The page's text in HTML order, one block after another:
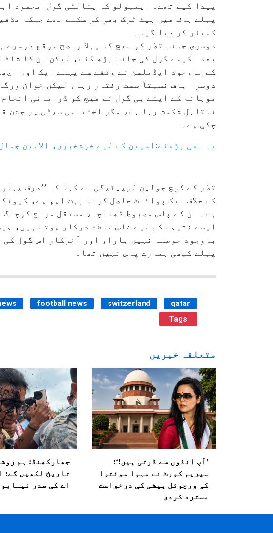
پیدا کیے تھے۔ ایمبولو کا پنالٹی گول محمود
پہلے ہاف میں ہیٹ ٹرک بھی کر سکتے تھے جبکہ
کلیئر کر دیا گیا۔
دوسری جانب قطر کو میچ کا پہلا واضح موقع
بعد اکیلے گول کی جانب بڑھ گئے، لیکن ان کا
کے باوجود ایڈملسن نے وقفے سے پہلے ایک اور
دوسرا ہاف نسبتاً سست رفتار رہا، لیکن خوان
موہائم کے اپنے ہی گول نے میچ کو ڈرامائی
ناقابلِ شکست رہا ہے، مگر اختتامی سیٹی پر جشن
چکی ہے۔
یہ بھی پڑھئے:اسپین کے لیے خوشخبری، الامین
قطر کے کوچ جولین لوپیٹیگی نے کہا کہ ’’صرف
کے خلاف ایک پوائنٹ حاصل کرنا بہت اہم ہے،
ہے۔ ان کے پاس مضبوط ڈھانچہ، مستقل مزاج کوچنگ
ایسے نتیجے کے لیے خاص حالات درکار ہوتے ہیں،
باوجود حوصلہ نہیں ہارا، اور آخرکار اس گول کی
پہلے کبھی ہمارے پاس نہیں تھا۔
football news switzerland
qatar
Tags
متعلقہ خبریں
’آپ انڈوں سے ڈرتی ہیں!‘:
سپریم کورٹ نے مہوا موئترا
کی ورچوئل پیشی کی درخواست
مسترد کردی
جھارکھنڈ: ہم
تاریخ لکھیں گے:
اے کی صدر